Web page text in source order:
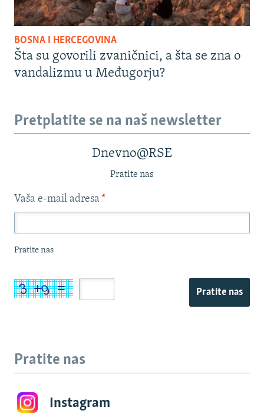
BOSNA I HERCEGOVINA
Šta su govorili zvaničnici, a šta se zna o
vandalizmu u Međugorju?
Pretplatite se na naš newsletter
Dnevno@RSE
Pratite nas
Vaša e-mail adresa *
Pratite nas
Pratite nas
Pratite nas
Instagram